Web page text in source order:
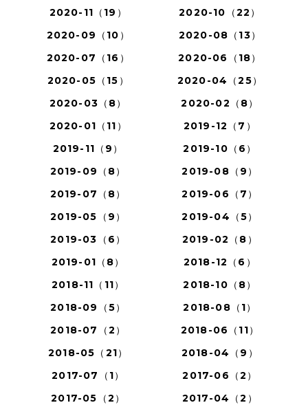
2020-11（19）
2020-10（22）
2020-09（10）
2020-08（13）
2020-07（16）
2020-06（18）
2020-05（15）
2020-04（25）
2020-03（8）
2020-02（8）
2020-01（11）
2019-12（7）
2019-11（9）
2019-10（6）
2019-09（8）
2019-08（9）
2019-07（8）
2019-06（7）
2019-05（9）
2019-04（5）
2019-03（6）
2019-02（8）
2019-01（8）
2018-12（6）
2018-11（11）
2018-10（8）
2018-09（5）
2018-08（1）
2018-07（2）
2018-06（11）
2018-05（21）
2018-04（9）
2017-07（1）
2017-06（2）
2017-05（2）
2017-04（2）